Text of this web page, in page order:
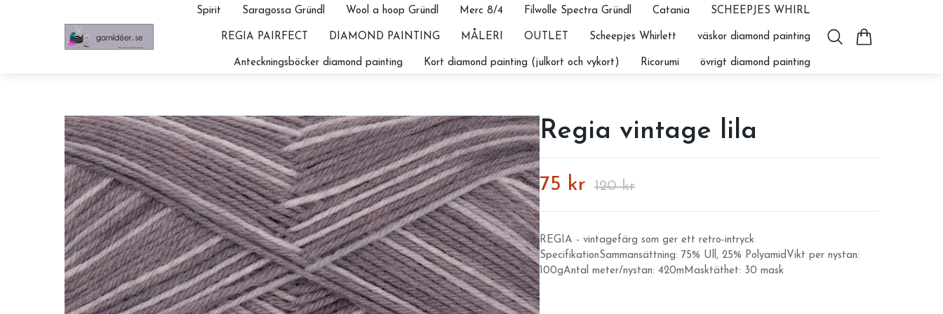
Spirit Saragossa Gründl Wool a hoop Gründl Merc 8/4 Filwolle Spectra Gründl Catania SCHEEPJES WHIRL
REGIA PAIRFECT DIAMOND PAINTING MÅLERI OUTLET Scheepjes Whirlett väskor diamond painting
Anteckningsböcker diamond painting Kort diamond painting (julkort och vykort) Ricorumi övrigt diamond painting
Regia vintage lila
75 kr 120 kr
REGIA - vintagefärg som ger ett retro-intryck
SpecifikationSammansättning: 75% Ull, 25% PolyamidVikt per nystan:
100gAntal meter/nystan: 420mMasktäthet: 30 mask